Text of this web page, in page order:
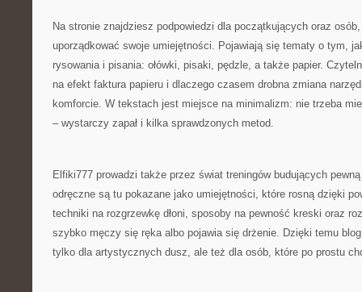
Na stronie znajdziesz podpowiedzi dla początkujących oraz
uporządkować swoje umiejętności. Pojawiają się tematy o tym,
rysowania i pisania: ołówki, pisaki, pędzle, a także papier.
na efekt faktura papieru i dlaczego czasem drobna zmiana
komforcie. W tekstach jest miejsce na minimalizm: nie trzeba
– wystarczy zapał i kilka sprawdzonych metod.
Elfiki777 prowadzi także przez świat treningów budujących
odręczne są tu pokazane jako umiejętności, które rosną dzięki
techniki na rozgrzewkę dłoni, sposoby na pewność kreski oraz
szybko męczy się ręka albo pojawia się drżenie. Dzięki temu
tylko dla artystycznych dusz, ale też dla osób, które po prostu